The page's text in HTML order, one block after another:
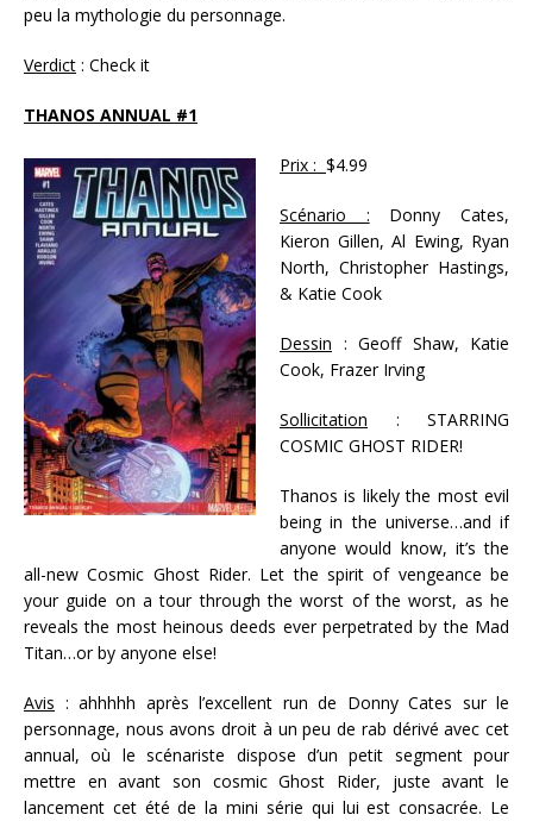
peu la mythologie du personnage.
Verdict : Check it
THANOS ANNUAL #1
Prix : $4.99
Scénario : Donny Cates,
Kieron Gillen, Al Ewing, Ryan
North, Christopher Hastings,
& Katie Cook
Dessin : Geoff Shaw, Katie
Cook, Frazer Irving
Sollicitation : STARRING
COSMIC GHOST RIDER!
Thanos is likely the most evil
being in the universe…and if
anyone would know, it’s the
all-new Cosmic Ghost Rider. Let the spirit of vengeance be
your guide on a tour through the worst of the worst, as he
reveals the most heinous deeds ever perpetrated by the Mad
Titan…or by anyone else!
Avis : ahhhhh après l’excellent run de Donny Cates sur le
personnage, nous avons droit à un peu de rab dérivé avec cet
annual, où le scénariste dispose d’un petit segment pour
mettre en avant son cosmic Ghost Rider, juste avant le
lancement cet été de la mini série qui lui est consacrée. Le